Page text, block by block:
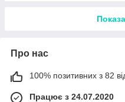
Про нас
100% позитивних з 82
Працює з 24.07.2020